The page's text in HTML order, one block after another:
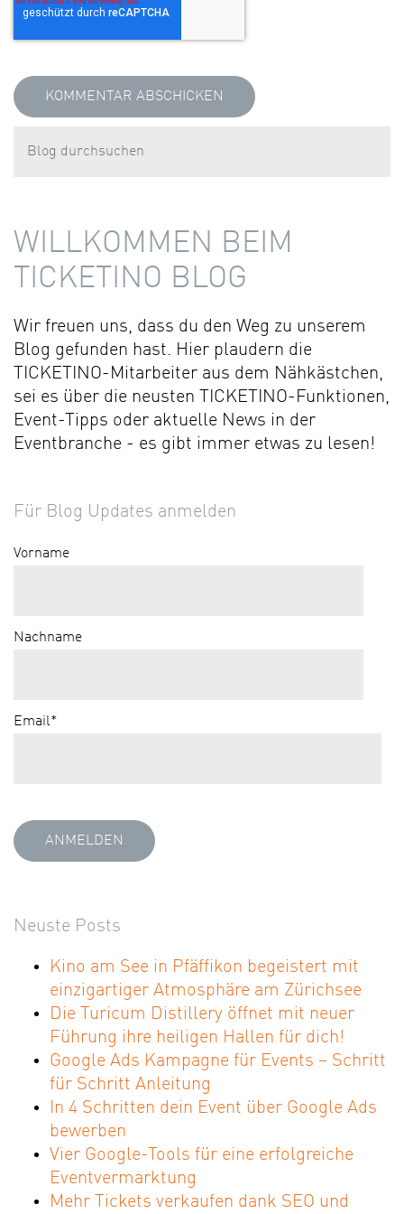
WILLKOMMEN BEIM
TICKETINO BLOG
Wir freuen uns, dass du den Weg zu unserem
Blog gefunden hast. Hier plaudern die
TICKETINO-Mitarbeiter aus dem Nähkästchen,
sei es über die neusten TICKETINO-Funktionen,
Event-Tipps oder aktuelle News in der
Eventbranche - es gibt immer etwas zu lesen!
Für Blog Updates anmelden
Vorname
Nachname
Email*
Neuste Posts
Kino am See in Pfäffikon begeistert mit
einzigartiger Atmosphäre am Zürichsee
Die Turicum Distillery öffnet mit neuer
Führung ihre heiligen Hallen für dich!
Google Ads Kampagne für Events – Schritt
für Schritt Anleitung
In 4 Schritten dein Event über Google Ads
bewerben
Vier Google-Tools für eine erfolgreiche
Eventvermarktung
Mehr Tickets verkaufen dank SEO und